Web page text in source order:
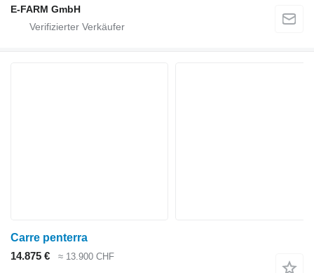
E-FARM GmbH
Carre penterra
14.875 €
≈ 13.900 CHF